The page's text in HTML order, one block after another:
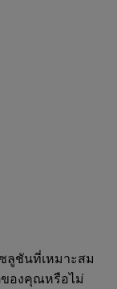
ลูชันที่เหมาะสม
ของคุณหรือไม่